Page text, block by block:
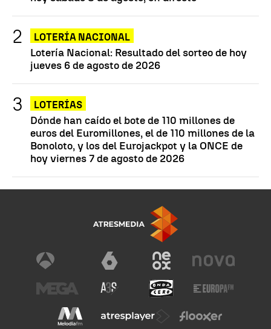
LOTERÍA NACIONAL
Lotería Nacional: Resultado del sorteo de hoy
jueves 6 de agosto de 2026
LOTERÍAS
Dónde han caído el bote de 110 millones de
euros del Euromillones, el de 110 millones de la
Bonoloto, y los del Eurojackpot y la ONCE de
hoy viernes 7 de agosto de 2026